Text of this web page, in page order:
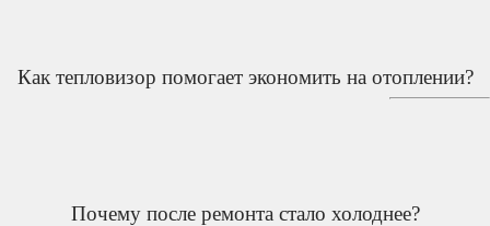
Как тепловизор помогает экономить на отоплении?
Почему после ремонта стало холоднее?